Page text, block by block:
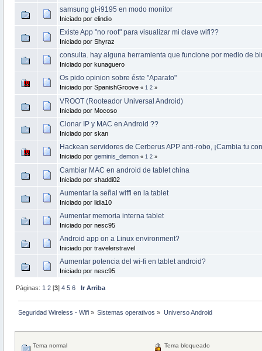
samsung gt-i9195 en modo monitor
Iniciado por elindio
Existe App "no root" para visualizar mi clave wifi??
Iniciado por Shyraz
consulta. hay alguna herramienta que funcione por medio de
Iniciado por kunaguero
Os pido opinion sobre éste "Aparato"
Iniciado por SpanishGroove « 1 2»
VROOT (Rooteador Universal Android)
Iniciado por Mocoso
Clonar IP y MAC en Android ??
Iniciado por skan
Hackean servidores de Cerberus APP anti-robo, ¡Cambia tu
Iniciado por geminis_demon « 1 2»
Cambiar MAC en android de tablet china
Iniciado por shaddi02
Aumentar la señal wiffi en la tablet
Iniciado por lidia10
Aumentar memoria interna tablet
Iniciado por nesc95
Android app on a Linux environment?
Iniciado por travelerstravel
Aumentar potencia del wi-fi en tablet android?
Iniciado por nesc95
Páginas: 1 2 [3]4 5 6 Ir Arriba
Seguridad Wireless - Wifi » Sistemas operativos » Universo Android
Tema normal Tema bloqueado